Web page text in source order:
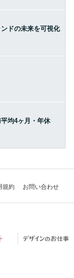
ドの未来を可視化
均4ヶ月・年休
規約 お問い合わせ